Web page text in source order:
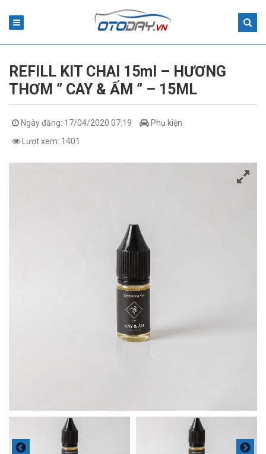
REFILL KIT CHAI 15ml – HƯƠNG
THƠM ” CAY & ẤM ” – 15ML
Ngày đăng: 17/04/2020 07:19
Phụ kiện
Lượt xem: 1401